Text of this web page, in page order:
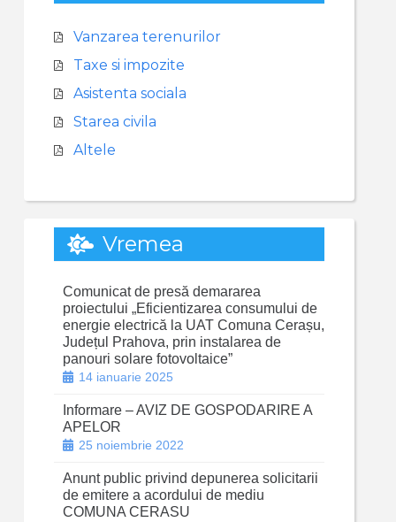
Vanzarea terenurilor
Taxe si impozite
Asistenta sociala
Starea civila
Altele
Vremea
Comunicat de presă demararea
proiectului „Eficientizarea consumului de
energie electrică la UAT Comuna Cerașu,
Județul Prahova, prin instalarea de
panouri solare fotovoltaice”
14 ianuarie 2025
Informare – AVIZ DE GOSPODARIRE A
APELOR
25 noiembrie 2022
Anunt public privind depunerea solicitarii
de emitere a acordului de mediu
COMUNA CERASU